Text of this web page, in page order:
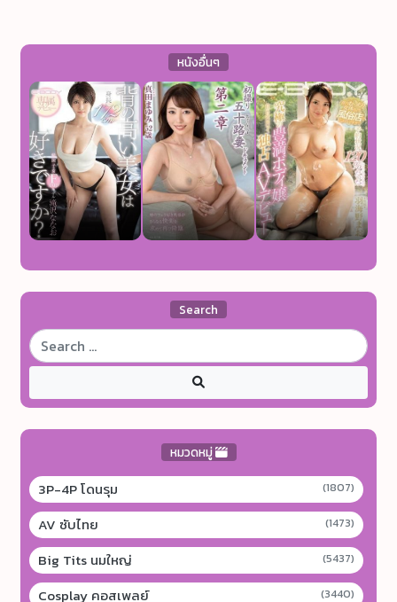
หนังอื่นๆ
Search
หมวดหมู่
3P-4P โดนรุม (1807)
AV ซับไทย (1473)
Big Tits นมใหญ่ (5437)
Cosplay คอสเพลย์ (3440)